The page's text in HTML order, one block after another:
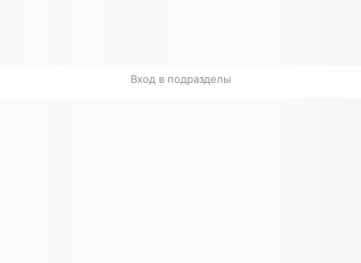
Вход в подразделы